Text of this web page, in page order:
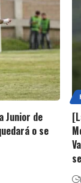
Junior de
o se